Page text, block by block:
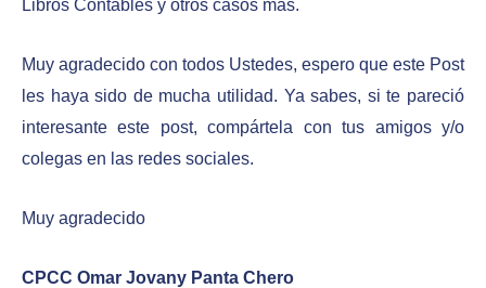
Libros Contables y otros casos mas.
Muy agradecido con todos Ustedes, espero que este Post
les haya sido de mucha utilidad. Ya sabes, si te pareció
interesante este post, compártela con tus amigos y/o
colegas en las redes sociales.
Muy agradecido
CPCC Omar Jovany Panta Chero